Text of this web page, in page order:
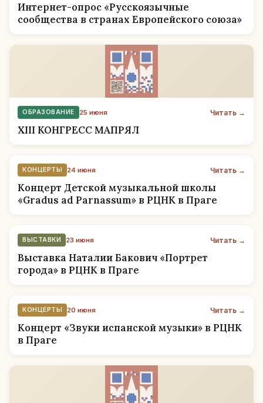
Интернет-опрос «Русскоязычные
сообщества в странах Европейского союза»
ОБРАЗОВАНИЕ 25 июня Читать →
XIII КОНГРЕСС МАПРЯЛ
КОНЦЕРТЫ 24 июня Читать →
Концерт Детской музыкальной школы
«Gradus ad Parnassum» в РЦНК в Праге
ВЫСТАВКИ 23 июня Читать →
Выставка Наталии Бакович «Портрет
города» в РЦНК в Праге
КОНЦЕРТЫ 20 июня Читать →
Концерт «Звуки испанской музыки» в РЦНК
в Праге